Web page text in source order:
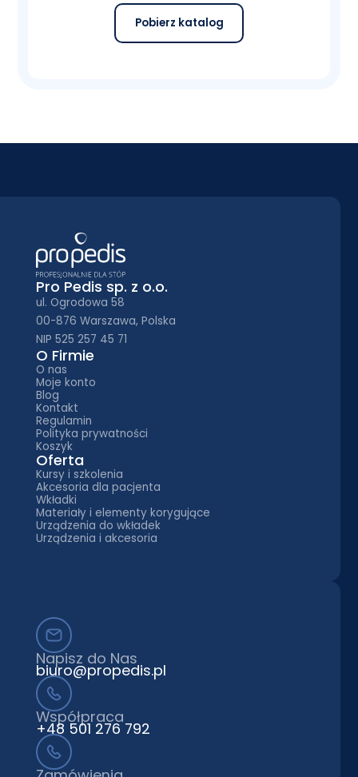
Pobierz katalog
Pro Pedis sp. z o.o.
ul. Ogrodowa 58
00-876 Warszawa, Polska
NIP 525 257 45 71
O Firmie
O nas
Moje konto
Blog
Kontakt
Regulamin
Polityka prywatności
Koszyk
Oferta
Kursy i szkolenia
Akcesoria dla pacjenta
Wkładki
Materiały i elementy korygujące
Urządzenia do wkładek
Urządzenia i akcesoria
Napisz do Nas
biuro@propedis.pl
Współpraca
+48 501 276 792